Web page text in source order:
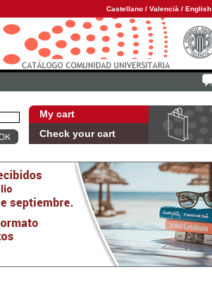
Castellano / Valencià / English
My cart
Check your cart